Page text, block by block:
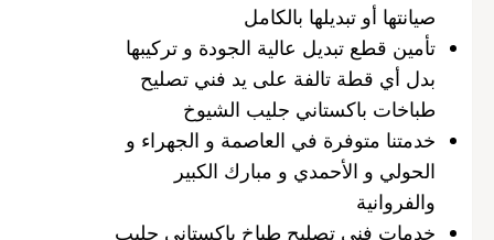
صيانتها أو تبديلها بالكامل
تأمين قطع تبديل عالية الجودة و تركيبها
بدل أي قطة تالفة على يد فني تصليح
طباخات باكستاني جليب الشيوخ
خدمتنا متوفرة في العاصمة و الجهراء و
الحولي و الأحمدي و مبارك الكبير
والفروانية
خدمات فني تصليح طباخ باكستاني جليب